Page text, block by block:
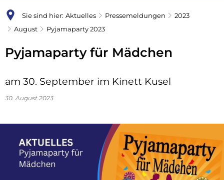
Sie sind hier: Aktuelles Pressemeldungen
2023
August
Pyjamaparty 2023
Pyjamaparty für Mädchen
am 30. September im Kinett Kusel
30. August 2023